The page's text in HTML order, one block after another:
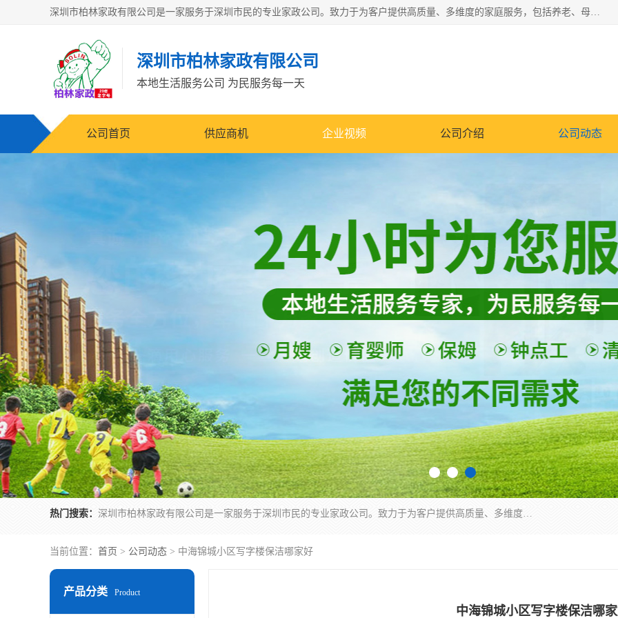
深圳市柏林家政有限公司是一家服务于深圳市民的专业家政公司。致力于为客户提供高质量、多维度的家庭服务，包括养老、母婴、月嫂育婴早教、康复理疗、家电清洗和保洁等方面的专业服务。
深圳市柏林家政有限公司
本地生活服务公司 为民服务每一天
公司首页 供应商机 企业视频 公司介绍 公司动态
热门搜索： 深圳市柏林家政有限公司是一家服务于深圳市民的专业家政公司。致力于为客户提供高质量、多维度的家庭服务，包括养老、母婴、月嫂育婴早教、康复理疗、家电清洗和保洁等方面的专业服务。
当前位置： 首页 > 公司动态 > 中海锦城小区写字楼保洁哪家好
产品分类 Product
中海锦城小区写字楼保洁哪